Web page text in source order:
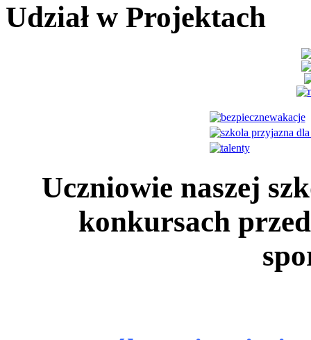
Udział w Projektach
Uczniowie naszej
konkursach